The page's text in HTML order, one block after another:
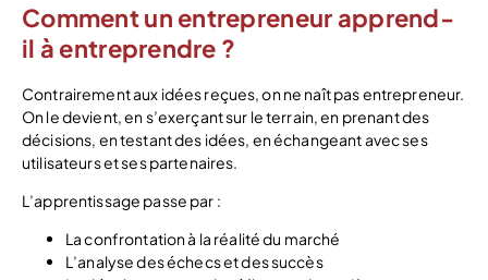
Comment un entrepreneur apprend-
il à entreprendre ?
Contrairement aux idées reçues, on ne naît pas entrepreneur.
On le devient, en s’exerçant sur le terrain, en prenant des
décisions, en testant des idées, en échangeant avec ses
utilisateurs et ses partenaires.
L’apprentissage passe par :
La confrontation à la réalité du marché
L’analyse des échecs et des succès